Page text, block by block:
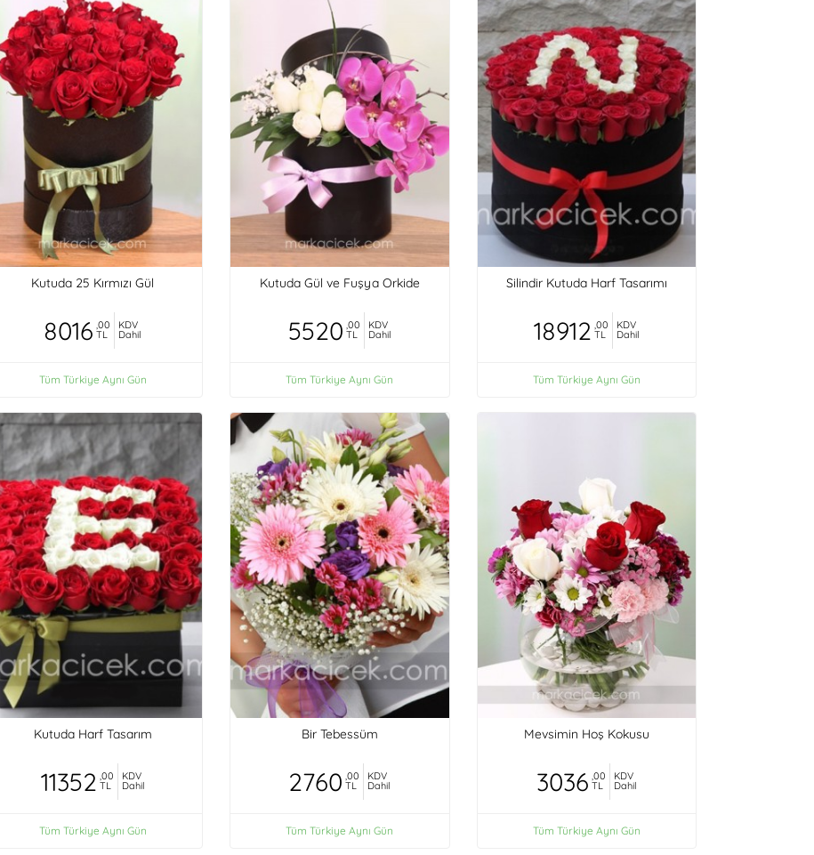
Kutuda 25 Kırmızı Gül
8016 ,00
TL
KDV
Dahil
Tüm Türkiye Aynı Gün
Kutuda Gül ve Fuşya Orkide
5520 ,00
TL
KDV
Dahil
Tüm Türkiye Aynı Gün
Silindir Kutuda Harf Tasarımı
18912 ,00
TL
KDV
Dahil
Tüm Türkiye Aynı Gün
Kutuda Harf Tasarım
11352 ,00
TL
KDV
Dahil
Tüm Türkiye Aynı Gün
Bir Tebessüm
2760 ,00
TL
KDV
Dahil
Tüm Türkiye Aynı Gün
Mevsimin Hoş Kokusu
3036 ,00
TL
KDV
Dahil
Tüm Türkiye Aynı Gün